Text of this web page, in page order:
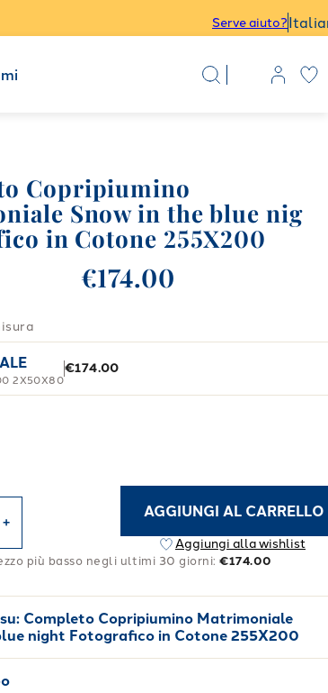
Serve aiuto?
Copripiumino
Snow in the blue nig
in Cotone 255X200
€174.00
2X50X80
€174.00
+
AGGIUNGI AL CARRELLO
Aggiungi alla wishlist
più basso negli ultimi 30 giorni: €174.00
Completo Copripiumino Matrimoniale
night Fotografico in Cotone 255X200